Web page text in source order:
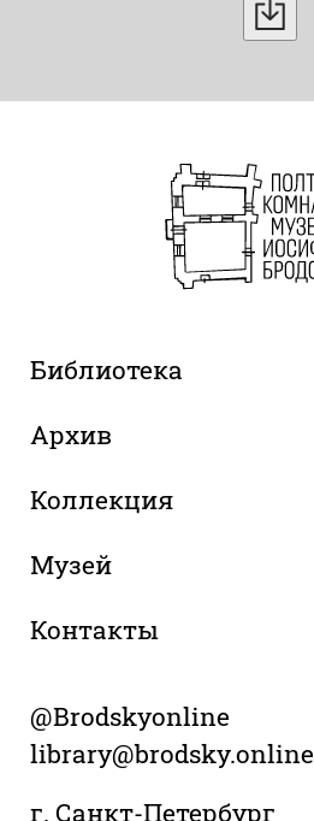
Библиотека
Архив
Коллекция
Музей
Контакты
@Brodskyonline
library@brodsky.online
г. Санкт-Петербург